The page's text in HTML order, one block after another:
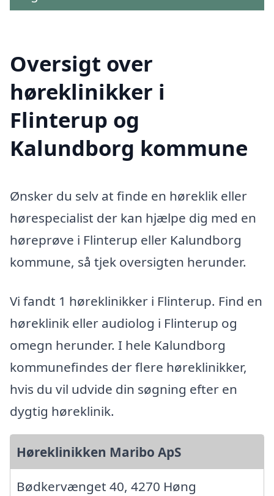
Oversigt over
høreklinikker i
Flinterup og
Kalundborg kommune
Ønsker du selv at finde en høreklik eller
hørespecialist der kan hjælpe dig med en
høreprøve i Flinterup eller Kalundborg
kommune, så tjek oversigten herunder.
Vi fandt 1 høreklinikker i Flinterup. Find en
høreklinik eller audiolog i Flinterup og
omegn herunder. I hele Kalundborg
kommunefindes der flere høreklinikker,
hvis du vil udvide din søgning efter en
dygtig høreklinik.
Høreklinikken Maribo ApS
Bødkervænget 40, 4270 Høng